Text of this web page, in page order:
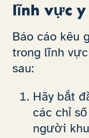
lĩnh vực
Báo cáo kêu
trong lĩnh
sau:
Hãy bắt
các chỉ
người